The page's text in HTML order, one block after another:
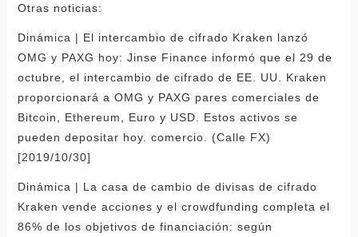
Otras noticias:
Dinámica | El intercambio de cifrado Kraken lanzó
OMG y PAXG hoy: Jinse Finance informó que el 29 de
octubre, el intercambio de cifrado de EE. UU. Kraken
proporcionará a OMG y PAXG pares comerciales de
Bitcoin, Ethereum, Euro y USD. Estos activos se
pueden depositar hoy. comercio. (Calle FX)
[2019/10/30]
Dinámica | La casa de cambio de divisas de cifrado
Kraken vende acciones y el crowdfunding completa el
86% de los objetivos de financiación: según